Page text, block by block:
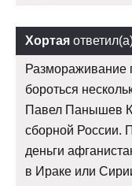
Хортая
Размораживание
бороться
Павел Панышев
сборной России.
деньги
в Ираке или